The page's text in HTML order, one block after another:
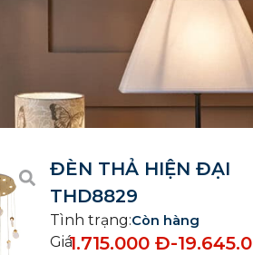
ĐÈN THẢ HIỆN ĐẠI
THD8829
Tình trạng:Còn hàng
Giá:1.715.000Đ-